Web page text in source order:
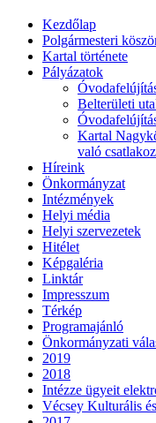
Kezdőlap
Polgármesteri
Kartal története
Pályázatok
Belterületi
Kartal
való
Híreink
Önkormányzat
Intézmények
Helyi média
Helyi szervezetek
Hitélet
Képgaléria
Linktár
Impresszum
Térkép
Programajánló
Önkormányzati
2019
2018
Intézze ügyeit
Vécsey Kulturális